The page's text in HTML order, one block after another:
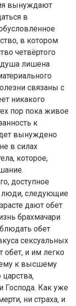
вынуждают
в
в котором
четвёртого
душа лишена
связаны с
никакого
пор пока живое
к
вынуждено
в силах
которое,
доступное
люди, следующие
дают обет
брахмачари
обет
сексуальных
обет, и им легко
к высшему
Господа. Как уже
ни страха, и